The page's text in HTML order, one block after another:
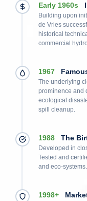
Early 1960s
Building upon
de Vries
historical
commercial
1967
The underlying
prominence and
ecological
spill cleanup.
1988 The
Developed in
Tested and
and eco-systems.
1998+